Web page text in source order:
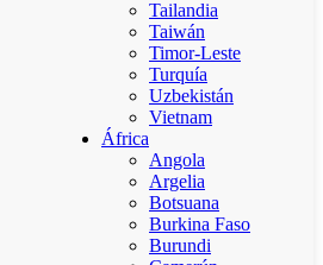
Tailandia
Taiwán
Timor-Leste
Turquía
Uzbekistán
Vietnam
África
Angola
Argelia
Botsuana
Burkina Faso
Burundi